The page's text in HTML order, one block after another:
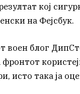
кој
на Фејсбук.
воен блог
фронтот
исто така ја